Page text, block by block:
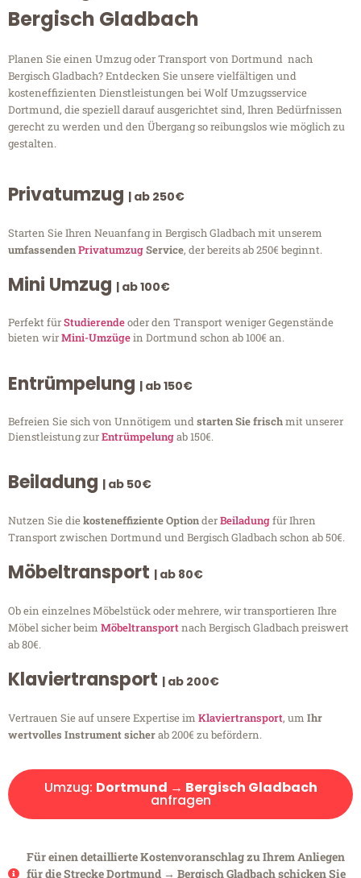
Bergisch Gladbach
Planen Sie einen Umzug oder Transport von Dortmund nach
Bergisch Gladbach? Entdecken Sie unsere vielfältigen und
kosteneffizienten Dienstleistungen bei Wolf Umzugsservice
Dortmund, die speziell darauf ausgerichtet sind, Ihren Bedürfnissen
gerecht zu werden und den Übergang so reibungslos wie möglich zu
gestalten.
Privatumzug | ab 250€
Starten Sie Ihren Neuanfang in Bergisch Gladbach mit unserem
umfassendenPrivatumzugService, der bereits ab 250€ beginnt.
Mini Umzug | ab 100€
Perfekt fürStudierendeoder den Transport weniger Gegenstände
bieten wirMini-Umzügein Dortmund schon ab 100€ an.
Entrümpelung | ab 150€
Befreien Sie sich von Unnötigem undstarten Sie frischmit unserer
Dienstleistung zurEntrümpelungab 150€.
Beiladung | ab 50€
Nutzen Sie diekosteneffiziente OptionderBeiladungfür Ihren
Transport zwischen Dortmund und Bergisch Gladbach schon ab 50€.
Möbeltransport | ab 80€
Ob ein einzelnes Möbelstück oder mehrere, wir transportieren Ihre
Möbel sicher beim Möbeltransportnach Bergisch Gladbach preiswert
ab 80€.
Klaviertransport | ab 200€
Vertrauen Sie auf unsere Expertise im Klaviertransport, um Ihr
wertvolles Instrument sicherab 200€ zu befördern.
Umzug: Dortmund → Bergisch Gladbach
anfragen
Für einen detaillierte Kostenvoranschlag zu Ihrem Anliegen
für die Strecke Dortmund → Bergisch Gladbach schicken Sie